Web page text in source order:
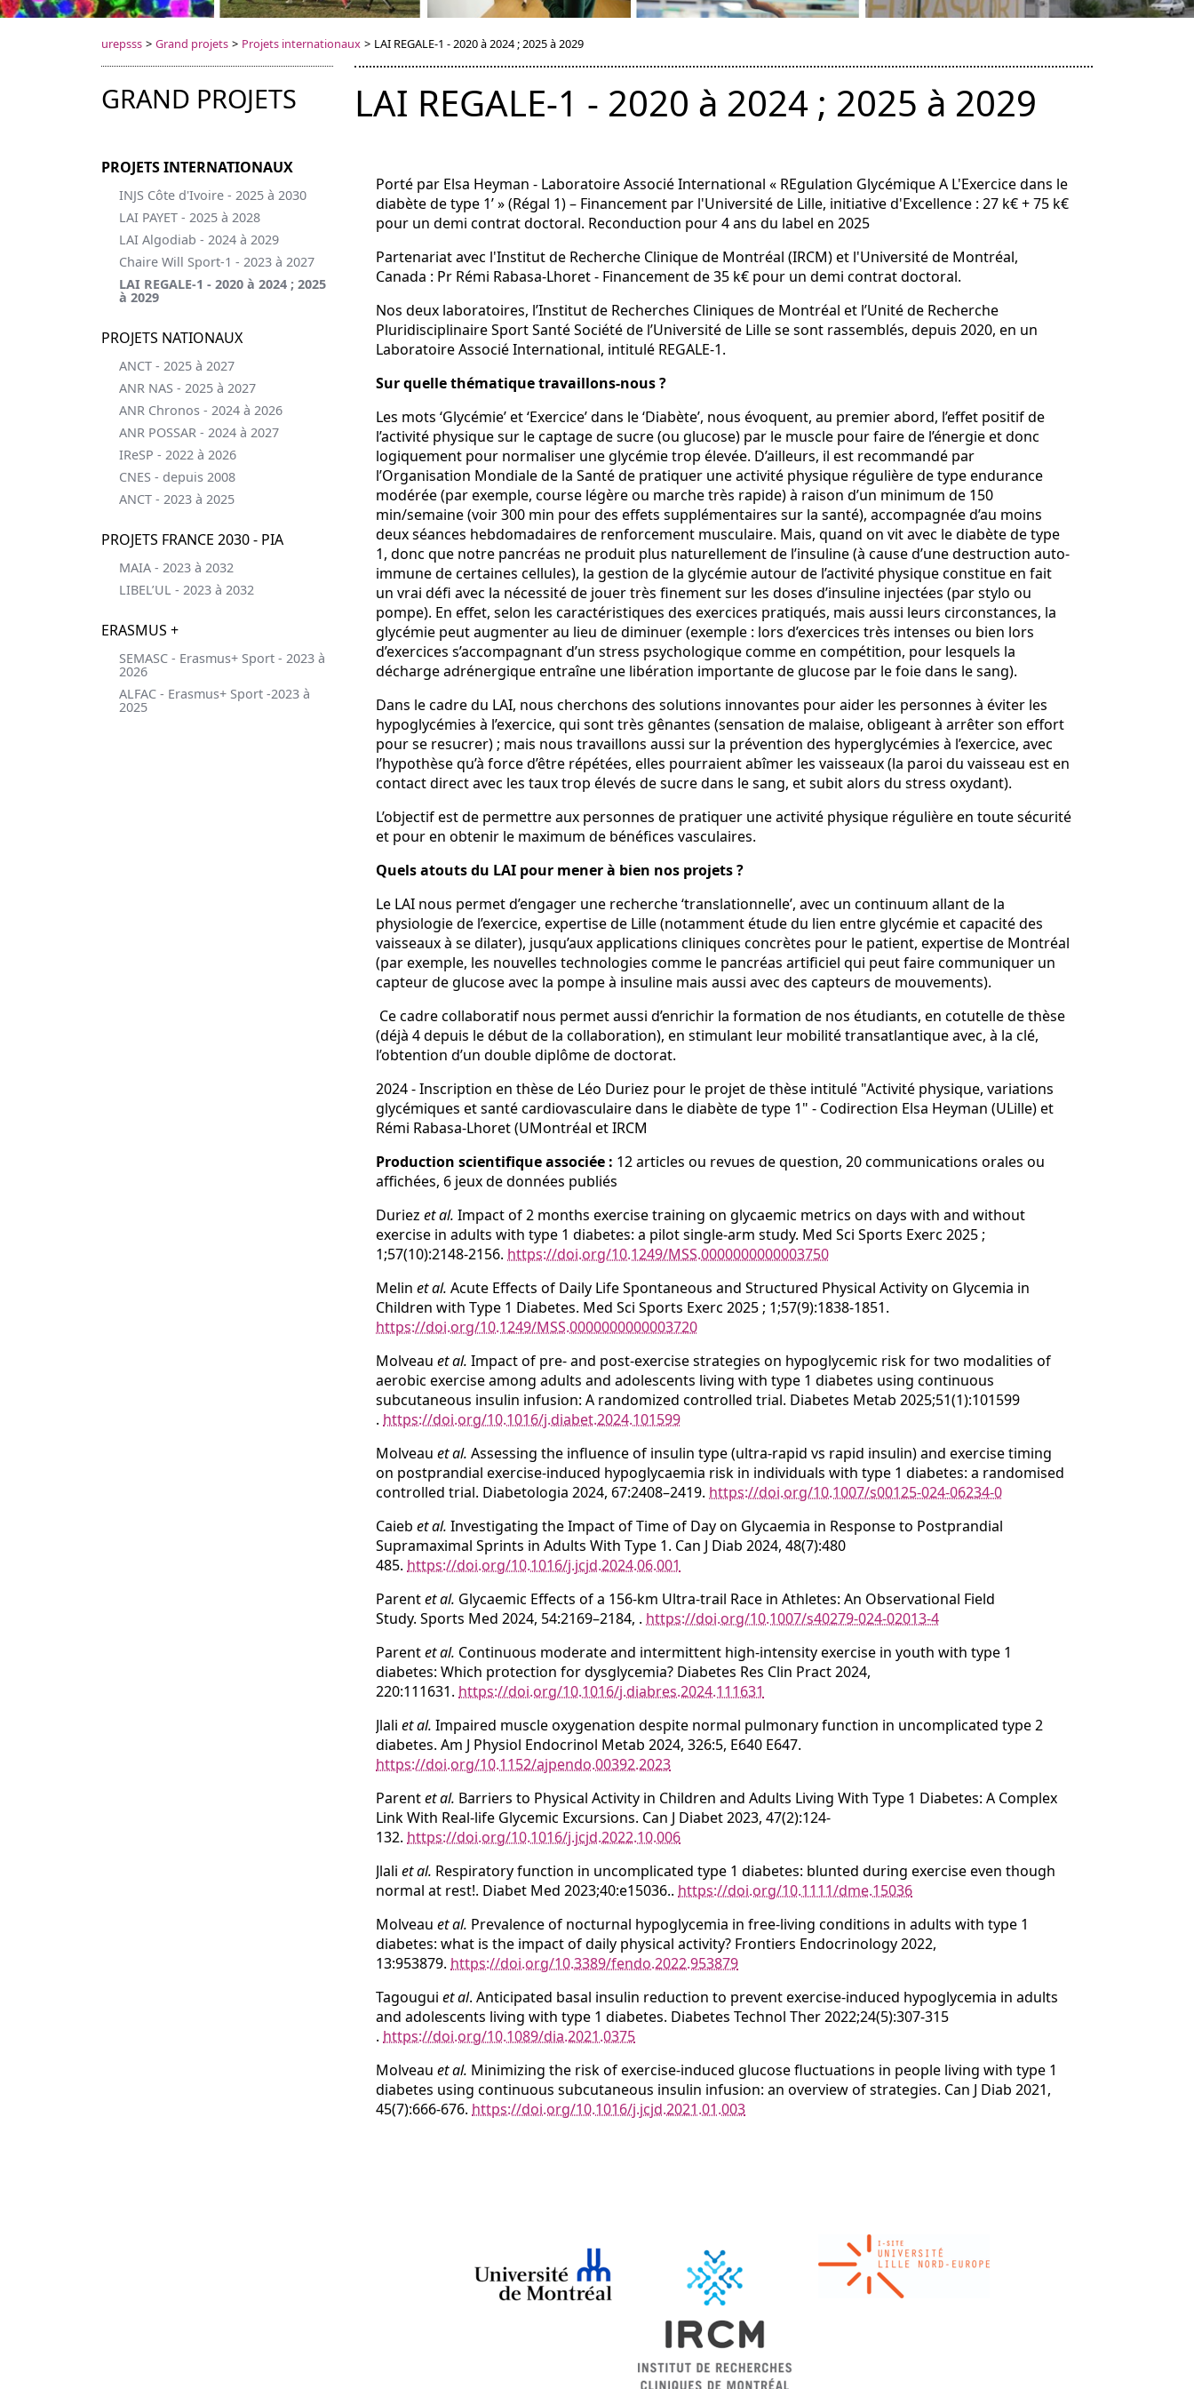
urepsss > Grand projets > Projets internationaux > LAI REGALE-1 - 2020 à 2024 ; 2025 à 2029
GRAND PROJETS
PROJETS INTERNATIONAUX
INJS Côte d'Ivoire - 2025 à 2030
LAI PAYET - 2025 à 2028
LAI Algodiab - 2024 à 2029
Chaire Will Sport-1 - 2023 à 2027
LAI REGALE-1 - 2020 à 2024 ; 2025
à 2029
PROJETS NATIONAUX
ANCT - 2025 à 2027
ANR NAS - 2025 à 2027
ANR Chronos - 2024 à 2026
ANR POSSAR - 2024 à 2027
IReSP - 2022 à 2026
CNES - depuis 2008
ANCT - 2023 à 2025
PROJETS FRANCE 2030 - PIA
MAIA - 2023 à 2032
LIBEL’UL - 2023 à 2032
ERASMUS +
SEMASC - Erasmus+ Sport - 2023 à
2026
ALFAC - Erasmus+ Sport -2023 à
2025
LAI REGALE-1 - 2020 à 2024 ; 2025 à 2029
Porté par Elsa Heyman - Laboratoire Associé International « REgulation Glycémique A L'Exercice dans le
diabète de type 1’ » (Régal 1) – Financement par l'Université de Lille, initiative d'Excellence : 27 k€ + 75 k€
pour un demi contrat doctoral. Reconduction pour 4 ans du label en 2025
Partenariat avec l'Institut de Recherche Clinique de Montréal (IRCM) et l'Université de Montréal,
Canada : Pr Rémi Rabasa-Lhoret - Financement de 35 k€ pour un demi contrat doctoral.
Nos deux laboratoires, l’Institut de Recherches Cliniques de Montréal et l’Unité de Recherche
Pluridisciplinaire Sport Santé Société de l’Université de Lille se sont rassemblés, depuis 2020, en un
Laboratoire Associé International, intitulé REGALE-1.
Sur quelle thématique travaillons-nous ?
Les mots ‘Glycémie’ et ‘Exercice’ dans le ‘Diabète’, nous évoquent, au premier abord, l’effet positif de
l’activité physique sur le captage de sucre (ou glucose) par le muscle pour faire de l’énergie et donc
logiquement pour normaliser une glycémie trop élevée. D’ailleurs, il est recommandé par
l’Organisation Mondiale de la Santé de pratiquer une activité physique régulière de type endurance
modérée (par exemple, course légère ou marche très rapide) à raison d’un minimum de 150
min/semaine (voir 300 min pour des effets supplémentaires sur la santé), accompagnée d’au moins
deux séances hebdomadaires de renforcement musculaire. Mais, quand on vit avec le diabète de type
1, donc que notre pancréas ne produit plus naturellement de l’insuline (à cause d’une destruction auto-
immune de certaines cellules), la gestion de la glycémie autour de l’activité physique constitue en fait
un vrai défi avec la nécessité de jouer très finement sur les doses d’insuline injectées (par stylo ou
pompe). En effet, selon les caractéristiques des exercices pratiqués, mais aussi leurs circonstances, la
glycémie peut augmenter au lieu de diminuer (exemple : lors d’exercices très intenses ou bien lors
d’exercices s’accompagnant d’un stress psychologique comme en compétition, pour lesquels la
décharge adrénergique entraîne une libération importante de glucose par le foie dans le sang).
Dans le cadre du LAI, nous cherchons des solutions innovantes pour aider les personnes à éviter les
hypoglycémies à l’exercice, qui sont très gênantes (sensation de malaise, obligeant à arrêter son effort
pour se resucrer) ; mais nous travaillons aussi sur la prévention des hyperglycémies à l’exercice, avec
l’hypothèse qu’à force d’être répétées, elles pourraient abîmer les vaisseaux (la paroi du vaisseau est en
contact direct avec les taux trop élevés de sucre dans le sang, et subit alors du stress oxydant).
L’objectif est de permettre aux personnes de pratiquer une activité physique régulière en toute sécurité
et pour en obtenir le maximum de bénéfices vasculaires.
Quels atouts du LAI pour mener à bien nos projets ?
Le LAI nous permet d’engager une recherche ‘translationnelle’, avec un continuum allant de la
physiologie de l’exercice, expertise de Lille (notamment étude du lien entre glycémie et capacité des
vaisseaux à se dilater), jusqu’aux applications cliniques concrètes pour le patient, expertise de Montréal
(par exemple, les nouvelles technologies comme le pancréas artificiel qui peut faire communiquer un
capteur de glucose avec la pompe à insuline mais aussi avec des capteurs de mouvements).
Ce cadre collaboratif nous permet aussi d’enrichir la formation de nos étudiants, en cotutelle de thèse
(déjà 4 depuis le début de la collaboration), en stimulant leur mobilité transatlantique avec, à la clé,
l’obtention d’un double diplôme de doctorat.
2024 - Inscription en thèse de Léo Duriez pour le projet de thèse intitulé "Activité physique, variations
glycémiques et santé cardiovasculaire dans le diabète de type 1" - Codirection Elsa Heyman (ULille) et
Rémi Rabasa-Lhoret (UMontréal et IRCM
Production scientifique associée : 12 articles ou revues de question, 20 communications orales ou
affichées, 6 jeux de données publiés
Duriez et al. Impact of 2 months exercise training on glycaemic metrics on days with and without
exercise in adults with type 1 diabetes: a pilot single-arm study. Med Sci Sports Exerc 2025 ;
1;57(10):2148-2156. https://doi.org/10.1249/MSS.0000000000003750
Melin et al. Acute Effects of Daily Life Spontaneous and Structured Physical Activity on Glycemia in
Children with Type 1 Diabetes. Med Sci Sports Exerc 2025 ; 1;57(9):1838-1851.
https://doi.org/10.1249/MSS.0000000000003720
Molveau et al. Impact of pre- and post-exercise strategies on hypoglycemic risk for two modalities of
aerobic exercise among adults and adolescents living with type 1 diabetes using continuous
subcutaneous insulin infusion: A randomized controlled trial. Diabetes Metab 2025;51(1):101599
. https://doi.org/10.1016/j.diabet.2024.101599
Molveau et al. Assessing the influence of insulin type (ultra-rapid vs rapid insulin) and exercise timing
on postprandial exercise-induced hypoglycaemia risk in individuals with type 1 diabetes: a randomised
controlled trial. Diabetologia 2024, 67:2408–2419. https://doi.org/10.1007/s00125-024-06234-0
Caieb et al. Investigating the Impact of Time of Day on Glycaemia in Response to Postprandial
Supramaximal Sprints in Adults With Type 1. Can J Diab 2024, 48(7):480
485. https://doi.org/10.1016/j.jcjd.2024.06.001
Parentet al. Glycaemic Effects of a 156-km Ultra-trail Race in Athletes: An Observational Field
Study. Sports Med 2024, 54:2169–2184, . https://doi.org/10.1007/s40279-024-02013-4
Parentet al. Continuous moderate and intermittent high-intensity exercise in youth with type 1
diabetes: Which protection for dysglycemia? Diabetes Res Clin Pract 2024,
220:111631. https://doi.org/10.1016/j.diabres.2024.111631
Jlali et al. Impaired muscle oxygenation despite normal pulmonary function in uncomplicated type 2
diabetes. Am J Physiol Endocrinol Metab 2024, 326:5, E640 E647.
https://doi.org/10.1152/ajpendo.00392.2023
Parentet al. Barriers to Physical Activity in Children and Adults Living With Type 1 Diabetes: A Complex
Link With Real-life Glycemic Excursions. Can J Diabet 2023, 47(2):124-
132. https://doi.org/10.1016/j.jcjd.2022.10.006
Jlali et al. Respiratory function in uncomplicated type 1 diabetes: blunted during exercise even though
normal at rest!. Diabet Med 2023;40:e15036.. https://doi.org/10.1111/dme.15036
Molveau et al. Prevalence of nocturnal hypoglycemia in free-living conditions in adults with type 1
diabetes: what is the impact of daily physical activity? Frontiers Endocrinology 2022,
13:953879. https://doi.org/10.3389/fendo.2022.953879
Tagougui et al. Anticipated basal insulin reduction to prevent exercise-induced hypoglycemia in adults
and adolescents living with type 1 diabetes. Diabetes Technol Ther 2022;24(5):307-315
. https://doi.org/10.1089/dia.2021.0375
Molveau et al. Minimizing the risk of exercise-induced glucose fluctuations in people living with type 1
diabetes using continuous subcutaneous insulin infusion: an overview of strategies. Can J Diab 2021,
45(7):666-676. https://doi.org/10.1016/j.jcjd.2021.01.003